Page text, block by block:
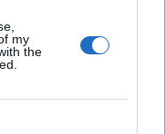
my
the